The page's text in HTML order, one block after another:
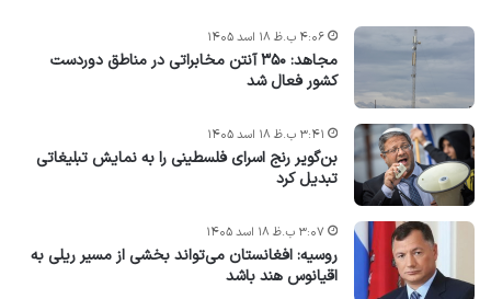
مجاهد: ۳۵۰ آنتن مخابراتی در مناطق دوردست
کشور فعال شد
۴:۰۶ ب.ظ ۱۸ اسد ۱۴۰۵
بن‌گویر رنج اسرای فلسطینی را به نمایش تبلیغاتی
تبدیل کرد
۳:۴۱ ب.ظ ۱۸ اسد ۱۴۰۵
روسیه: افغانستان می‌تواند بخشی از مسیر ریلی به
اقیانوس هند باشد
۳:۰۷ ب.ظ ۱۸ اسد ۱۴۰۵